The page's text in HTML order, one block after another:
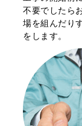
不要でしたら
場を組んだり
をします。